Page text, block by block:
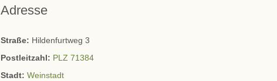
Adresse
Straße: Hildenfurtweg 3
Postleitzahl: PLZ 71384
Stadt:Weinstadt